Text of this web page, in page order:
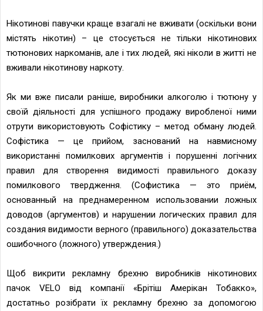
Нікотинові павучки краще взагалі не вживати (оскільки вони
містять нікотин) – це стосується не тільки нікотинових
тютюнових наркоманів, але і тих людей, які ніколи в житті не
вживали нікотинову наркоту.
Як ми вже писали раніше, виробники алкоголю і тютюну у
своїй діяльності для успішного продажу виробленої ними
отрути використовують Софістику – метод обману людей.
Софістика — це прийом, заснований на навмисному
використанні помилкових аргументів і порушенні логічних
правил для створення видимості правильного доказу
помилкового твердження. (Софистика — это приём,
основанный на преднамеренном использовании ложных
доводов (аргументов) и нарушении логических правил для
создания видимости верного (правильного) доказательства
ошибочного (ложного) утверждения.)
Щоб викрити рекламну брехню виробників нікотинових
пачок VELO від компанії «Брітіш Амерікан Тобакко»,
достатньо розібрати їх рекламну брехню за допомогою